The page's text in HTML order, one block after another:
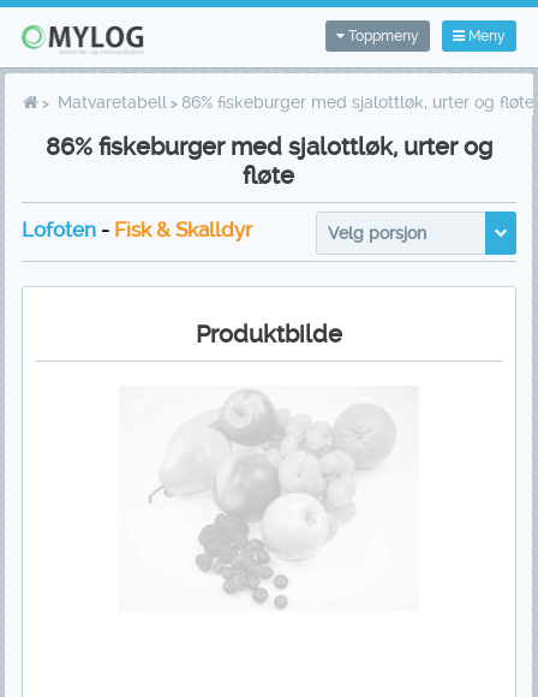
Meny
Toppmeny
Matvaretabell 86% fiskeburger med sjalottløk, urter og fløte
86% fiskeburger med sjalottløk, urter og
fløte
Lofoten- Fisk & Skalldyr Velg porsjon
Produktbilde